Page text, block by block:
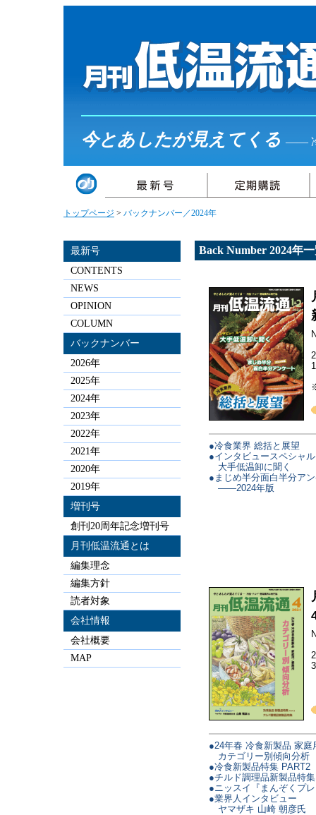
今とあしたが見えてくる ――
トップページ > バックナンバー／2024年
Back Number 2024年
●冷食業界 総括と展望
●インタビュースペシャ
大手低温卸に聞く
●まじめ半分面白半分ア
——2024年版
●24年春 冷食新製品 家庭
カテゴリー別傾向分析
●冷食新製品特集 PART2
●チルド調理品新製品特集
●ニッスイ『まんぞくプ
●業界人インタビュー
ヤマザキ 山崎 朝彦氏
最新号
CONTENTS
NEWS
OPINION
COLUMN
バックナンバー
2026年
2025年
2024年
2023年
2022年
2021年
2020年
2019年
増刊号
創刊20周年記念増刊号
月刊低温流通とは
編集理念
編集方針
読者対象
会社情報
会社概要
MAP